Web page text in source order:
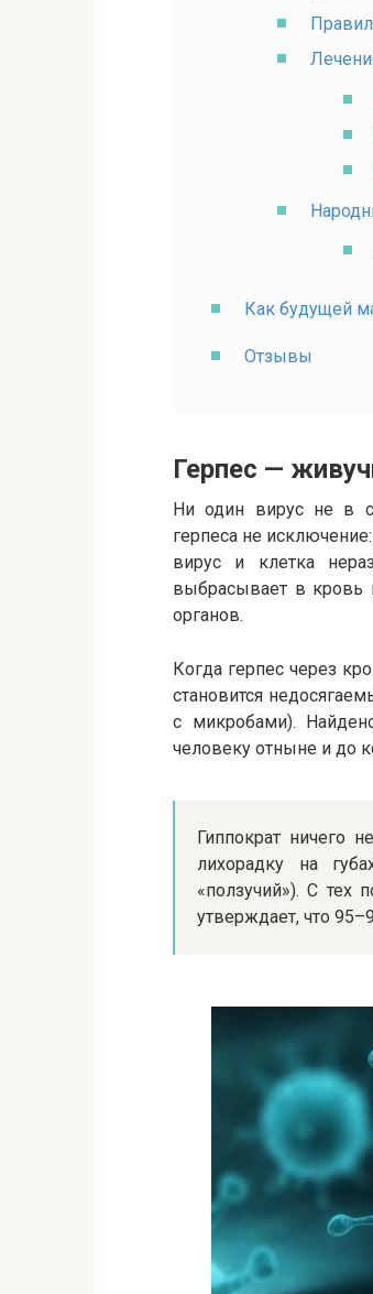
Как будущей
Отзывы
Герпес —
Ни один вирус не в
герпеса не
вирус и клетка
выбрасывает в кровь
органов.
Когда герпес через
становится
с микробами).
человеку отныне и до
Гиппократ ничего
лихорадку на
«ползучий»). С тех
утверждает, что